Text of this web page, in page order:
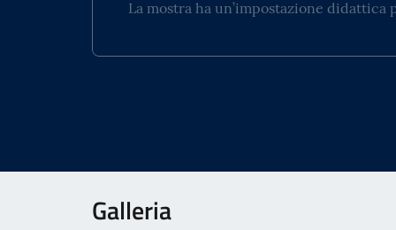
La mostra ha un’impostazione didattica
Galleria